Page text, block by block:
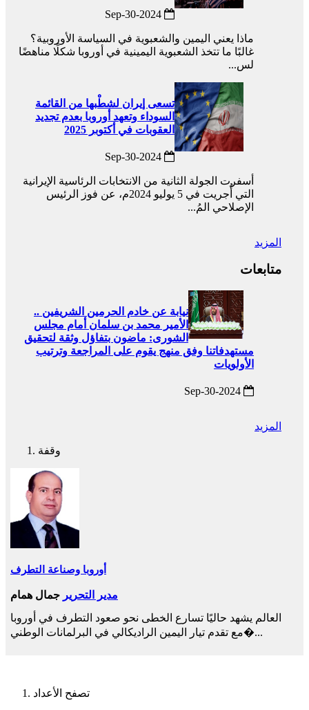
ماذا يعني اليمين والشعبوية في السياسة الأوروبية؟
غالبًا ما تتخذ الشعبوية اليمينية في أوروبا شكلًا مناهضًا
لس...
تسعى إيران لشطْبها من القائمة
السوداء وتعهد أوروبا بعدم تجديد
العقوبات في أكتوبر 2025
أسفرت الجولة الثانية من الانتخابات الرئاسية الإيرانية
التي أُجريت في 5 يوليو 2024م، عن فوز الرئيس
الإصلاحي المُ...
المزيد
متابعات
نيابة عن خادم الحرمين الشريفين ..
الأمير محمد بن سلمان أمام مجلس
الشورى: ماضون بتفاؤل وثقة لتحقيق
مستهدفاتنا وفق منهج يقوم على المراجعة وترتيب
الأولويات
المزيد
وقفة
أوروبا وصناعة التطرف
مدير التحرير جمال همام
العالم يشهد حاليًا تسارع الخطى نحو صعود التطرف في أوروبا
مع تقدم تيار اليمين الراديكالي في البرلمانات الوطني�...
تصفح الأعداد